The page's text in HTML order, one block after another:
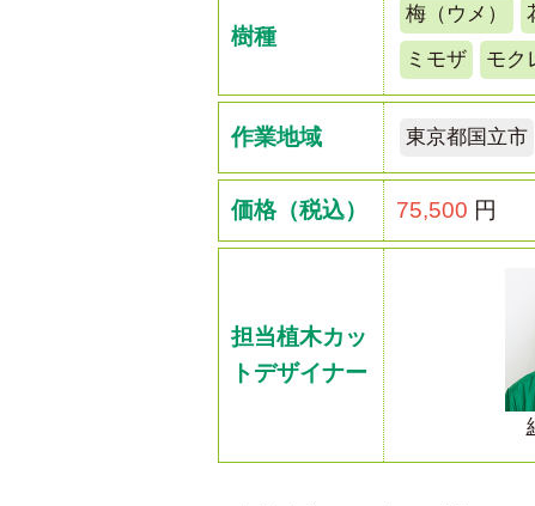
樹種
梅（ウメ）
ミモザ
モク
作業地域 東京都国立市
価格（税込） 75,500 円
担当植木カッ
トデザイナー